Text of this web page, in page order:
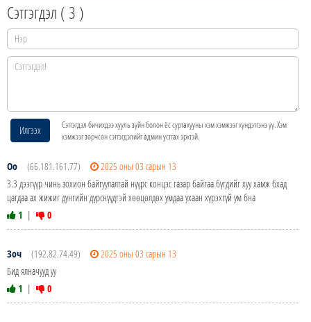
Сэтгэгдэл ( 3 )
Илгээх
Сэтгэгдэл бичихдээ хууль зүйн болон ёс суртахууны хэм хэмжээг хүндэтгэнэ үү. Хэм
хэмжээг зөрчсөн сэтгэгдэлийг админ устгах эрхтэй.
Оо (66.181.161.77)
2025 оны 03 сарын 13
3.3 дээгүүр чинь зохион байгуулалтай нүүрс концэс газар байгаа бүгдийг хуу хамж бхад
цагдаа ах жижиг дунгийн дүрснүүдтэй хөөцөлдөх умдаа ухаан хүрэхгүй ум бна
1 | 0
Зоч (192.82.74.49)
2025 оны 03 сарын 13
Бид ялначууд уу
1 | 0